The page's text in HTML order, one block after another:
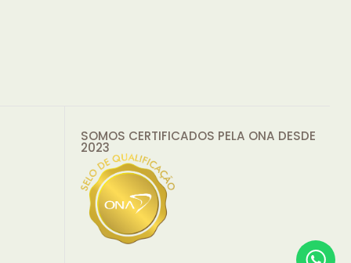
SOMOS CERTIFICADOS PELA ONA DESDE
2023